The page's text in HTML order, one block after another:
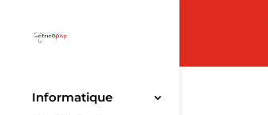
Informatique